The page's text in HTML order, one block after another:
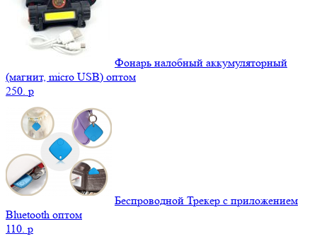
Фонарь налобный аккумуляторный
(магнит, micro USB) оптом
250. p
Беспроводной Трекер с приложением
Bluetooth оптом
110. p